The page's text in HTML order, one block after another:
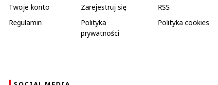
Twoje konto
Zarejestruj się
RSS
Regulamin
Polityka
prywatności
Polityka cookies